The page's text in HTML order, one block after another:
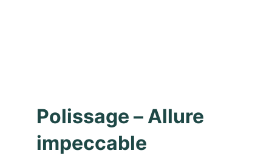
Polissage – Allure
impeccable